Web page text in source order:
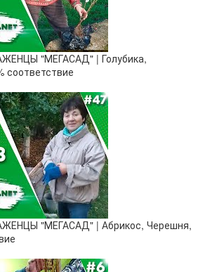
"МЕГАСАД" | Голубика,
соответствие
"МЕГАСАД" | Абрикос, Черешня,